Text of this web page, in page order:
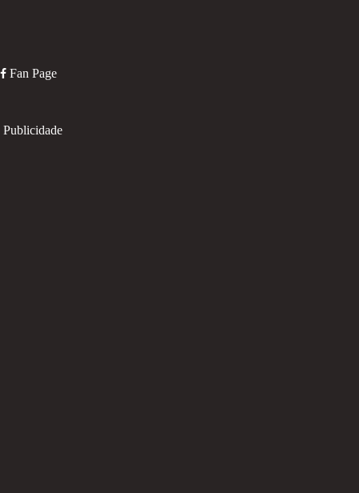
Fan Page
Publicidade